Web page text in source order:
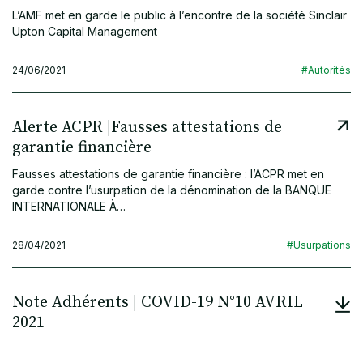
L’AMF met en garde le public à l’encontre de la société Sinclair
Upton Capital Management
24/06/2021 #Autorités
Alerte ACPR |Fausses attestations de
garantie financière
Fausses attestations de garantie financière : l’ACPR met en
garde contre l’usurpation de la dénomination de la BANQUE
INTERNATIONALE À…
28/04/2021 #Usurpations
Note Adhérents | COVID-19 N°10 AVRIL
2021